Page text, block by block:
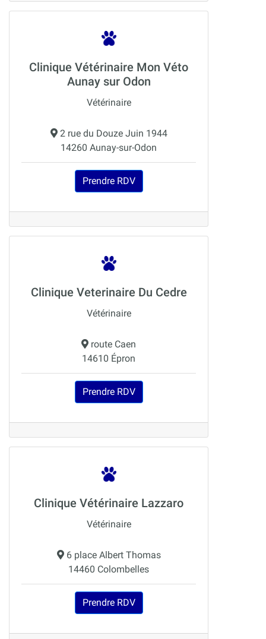
Clinique Vétérinaire Mon Véto
Aunay sur Odon
Vétérinaire
2 rue du Douze Juin 1944
14260 Aunay-sur-Odon
Prendre RDV
Clinique Veterinaire Du Cedre
Vétérinaire
route Caen
14610 Épron
Prendre RDV
Clinique Vétérinaire Lazzaro
Vétérinaire
6 place Albert Thomas
14460 Colombelles
Prendre RDV